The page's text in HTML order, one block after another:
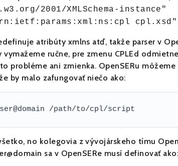
2001/XMLSchema-instance"
atribúty xmlns atď, takže parser v
ručne, pre zmenu CPLEd
probléme ani zmienka. OpenSERu môžeme
by malo zafungovať niečo ako:
/path/to/cpl/script
no kolegovia z vývojárskeho tímu
sa v OpenSERe musí definovať ako: